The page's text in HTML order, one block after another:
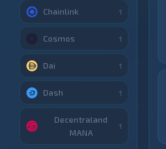
Chainlink 1
Cosmos 1
Dai 1
Dash 1
Decentraland
MANA
1